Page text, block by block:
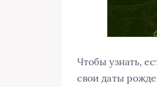
Чтобы узнать,
свои даты